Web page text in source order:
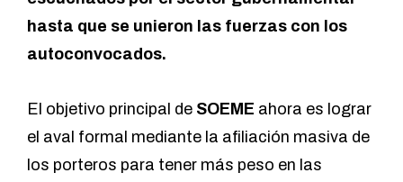
hasta que se unieron las fuerzas con los
autoconvocados.
El objetivo principal de SOEME ahora es lograr
el aval formal mediante la afiliación masiva de
los porteros para tener más peso en las